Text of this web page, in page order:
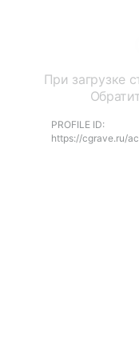
При загрузке
PROFILE ID:
https://cgrave.ru/